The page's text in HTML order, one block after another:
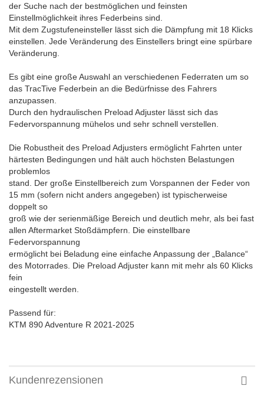
der Suche nach der bestmöglichen und feinsten
Einstellmöglichkeit ihres Federbeins sind.
Mit dem Zugstufeneinsteller lässt sich die Dämpfung mit 18 Klicks
einstellen. Jede Veränderung des Einstellers bringt eine spürbare
Veränderung.
Es gibt eine große Auswahl an verschiedenen Federraten um so
das TracTive Federbein an die Bedürfnisse des Fahrers
anzupassen.
Durch den hydraulischen Preload Adjuster lässt sich das
Federvorspannung mühelos und sehr schnell verstellen.
Die Robustheit des Preload Adjusters ermöglicht Fahrten unter
härtesten Bedingungen und hält auch höchsten Belastungen
problemlos
stand. Der große Einstellbereich zum Vorspannen der Feder von
15 mm (sofern nicht anders angegeben) ist typischerweise
doppelt so
groß wie der serienmäßige Bereich und deutlich mehr, als bei fast
allen Aftermarket Stoßdämpfern. Die einstellbare
Federvorspannung
ermöglicht bei Beladung eine einfache Anpassung der „Balance“
des Motorrades. Die Preload Adjuster kann mit mehr als 60 Klicks
fein
eingestellt werden.
Passend für:
KTM 890 Adventure R 2021-2025
Kundenrezensionen